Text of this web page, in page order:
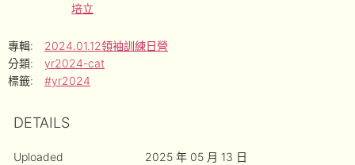
培立
專輯:
2024.01.12領袖訓練日營
分類:
yr2024-cat
標籤:
#yr2024
DETAILS
Uploaded 2025 年 05 月 13 日